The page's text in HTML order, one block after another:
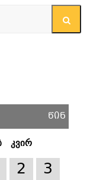
წინ
კვირ
2
3